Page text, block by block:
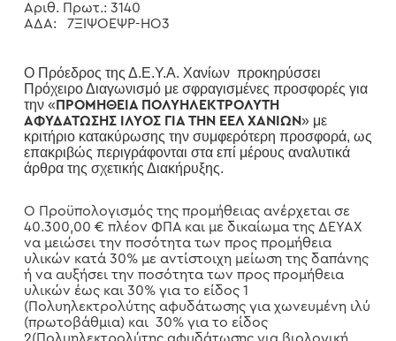
Αριθ. Πρωτ.: 3140
ΑΔΑ: 7ΞΙΨΟΕΨΡ-ΗΟ3
Ο Πρόεδρος της Δ.Ε.Υ.Α. Χανίων προκηρύσσει
Πρόχειρο Διαγωνισμό με σφραγισμένες προσφορές για
την « ΠΡΟΜΗΘΕΙΑ ΠΟΛΥΗΛΕΚΤΡΟΛΥΤΗ
ΑΦΥΔΑΤΩΣΗΣ ΙΛΥΟΣ ΓΙΑ ΤΗΝ ΕΕΛ ΧΑΝΙΩΝ» με
κριτήριο κατακύρωσης την συμφερότερη προσφορά, ως
επακριβώς περιγράφονται στα επί μέρους αναλυτικά
άρθρα της σχετικής Διακήρυξης.
Ο Προϋπολογισμός της προμήθειας ανέρχεται σε
40.300,00 € πλέον ΦΠΑ και με δικαίωμα της ΔΕΥΑΧ
να μειώσει την ποσότητα των προς προμήθεια
υλικών κατά 30% με αντίστοιχη μείωση της δαπάνης
ή να αυξήσει την ποσότητα των προς προμήθεια
υλικών έως και 30% για το είδος 1
(Πολυηλεκτρολύτης αφυδάτωσης για χωνευμένη ιλύ
(πρωτοβάθμια) και 30% για το είδος